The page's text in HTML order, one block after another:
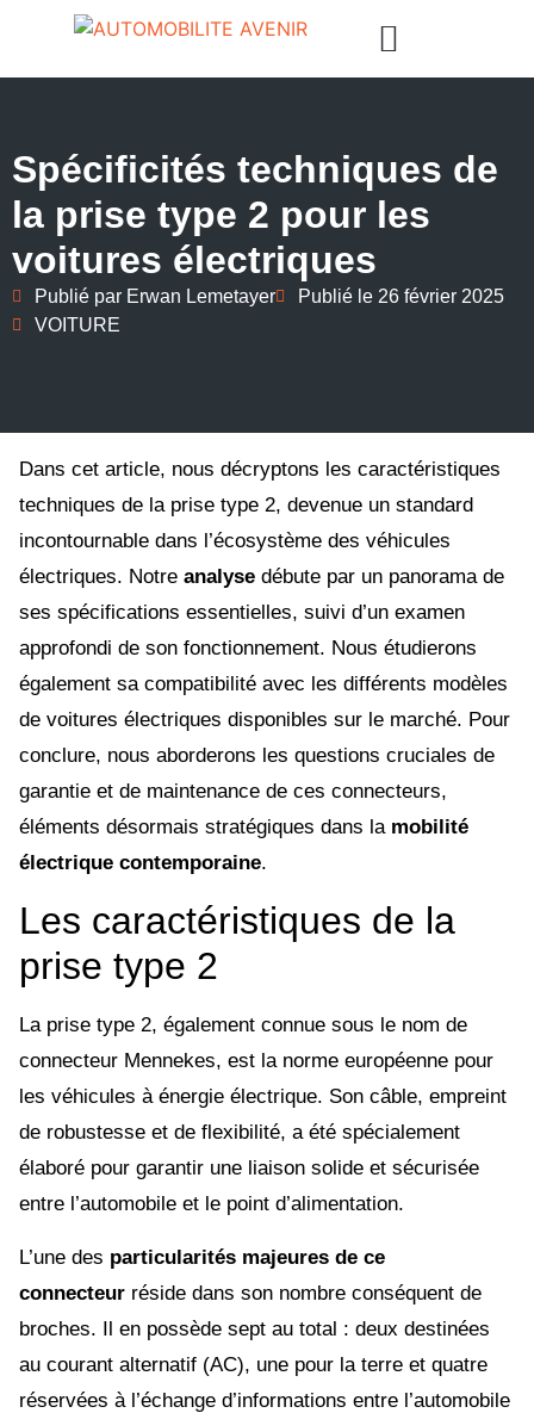
Spécificités techniques de
la prise type 2 pour les
voitures électriques
Publié par Erwan Lemetayer Publié le 26 février 2025
VOITURE
Dans cet article, nous décryptons les caractéristiques
techniques de la prise type 2, devenue un standard
incontournable dans l’écosystème des véhicules
électriques. Notre analyse débute par un panorama de
ses spécifications essentielles, suivi d’un examen
approfondi de son fonctionnement. Nous étudierons
également sa compatibilité avec les différents modèles
de voitures électriques disponibles sur le marché. Pour
conclure, nous aborderons les questions cruciales de
garantie et de maintenance de ces connecteurs,
éléments désormais stratégiques dans la mobilité
électrique contemporaine.
Les caractéristiques de la
prise type 2
La prise type 2, également connue sous le nom de
connecteur Mennekes, est la norme européenne pour
les véhicules à énergie électrique. Son câble, empreint
de robustesse et de flexibilité, a été spécialement
élaboré pour garantir une liaison solide et sécurisée
entre l’automobile et le point d’alimentation.
L’une des particularités majeures de ce
connecteur réside dans son nombre conséquent de
broches. Il en possède sept au total : deux destinées
au courant alternatif (AC), une pour la terre et quatre
réservées à l’échange d’informations entre l’automobile